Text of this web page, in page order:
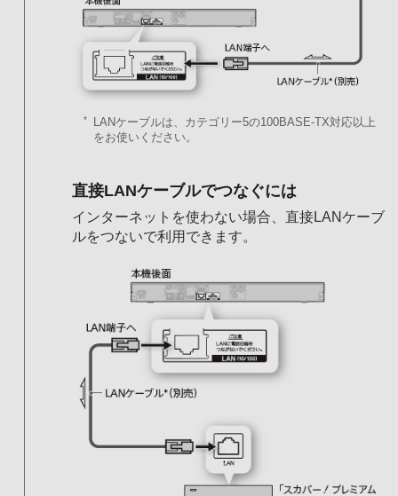
*
LANケーブルは、カテゴリー5の100BASE-TX対応以上
をお使いください。
直接LANケーブルでつなぐには
インターネットを使わない場合、直接LANケーブ
ルをつないで利用できます。